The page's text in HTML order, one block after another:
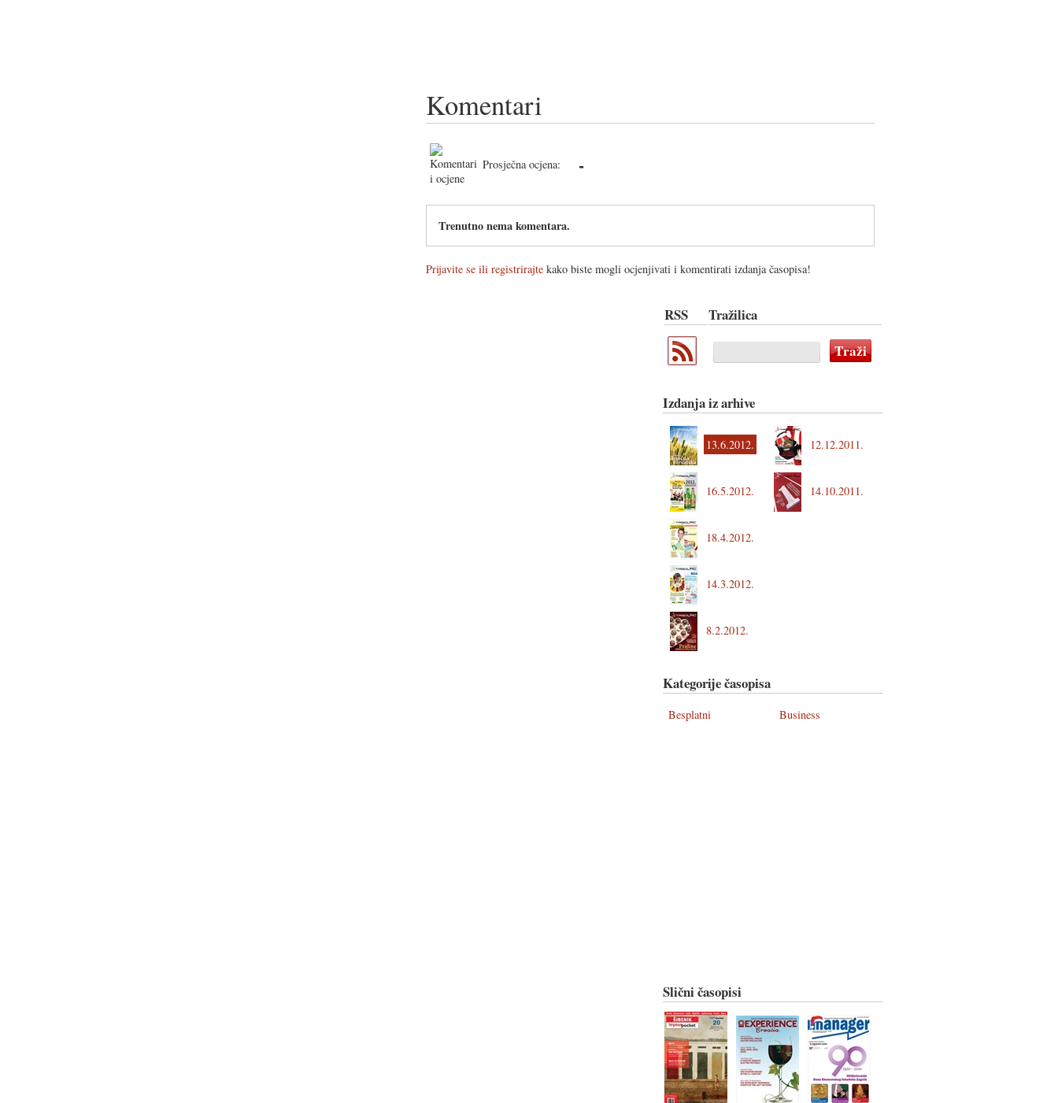
Komentari
Prosječna ocjena: -
Trenutno nema komentara.
Prijavite se ili registrirajte kako biste mogli ocjenjivati i komentirati izdanja časopisa!
RSS Tražilica
Izdanja iz arhive
13.6.2012. 12.12.2011.
16.5.2012. 14.10.2011.
18.4.2012.
14.3.2012.
8.2.2012.
Kategorije časopisa
Besplatni Business
Slični časopisi